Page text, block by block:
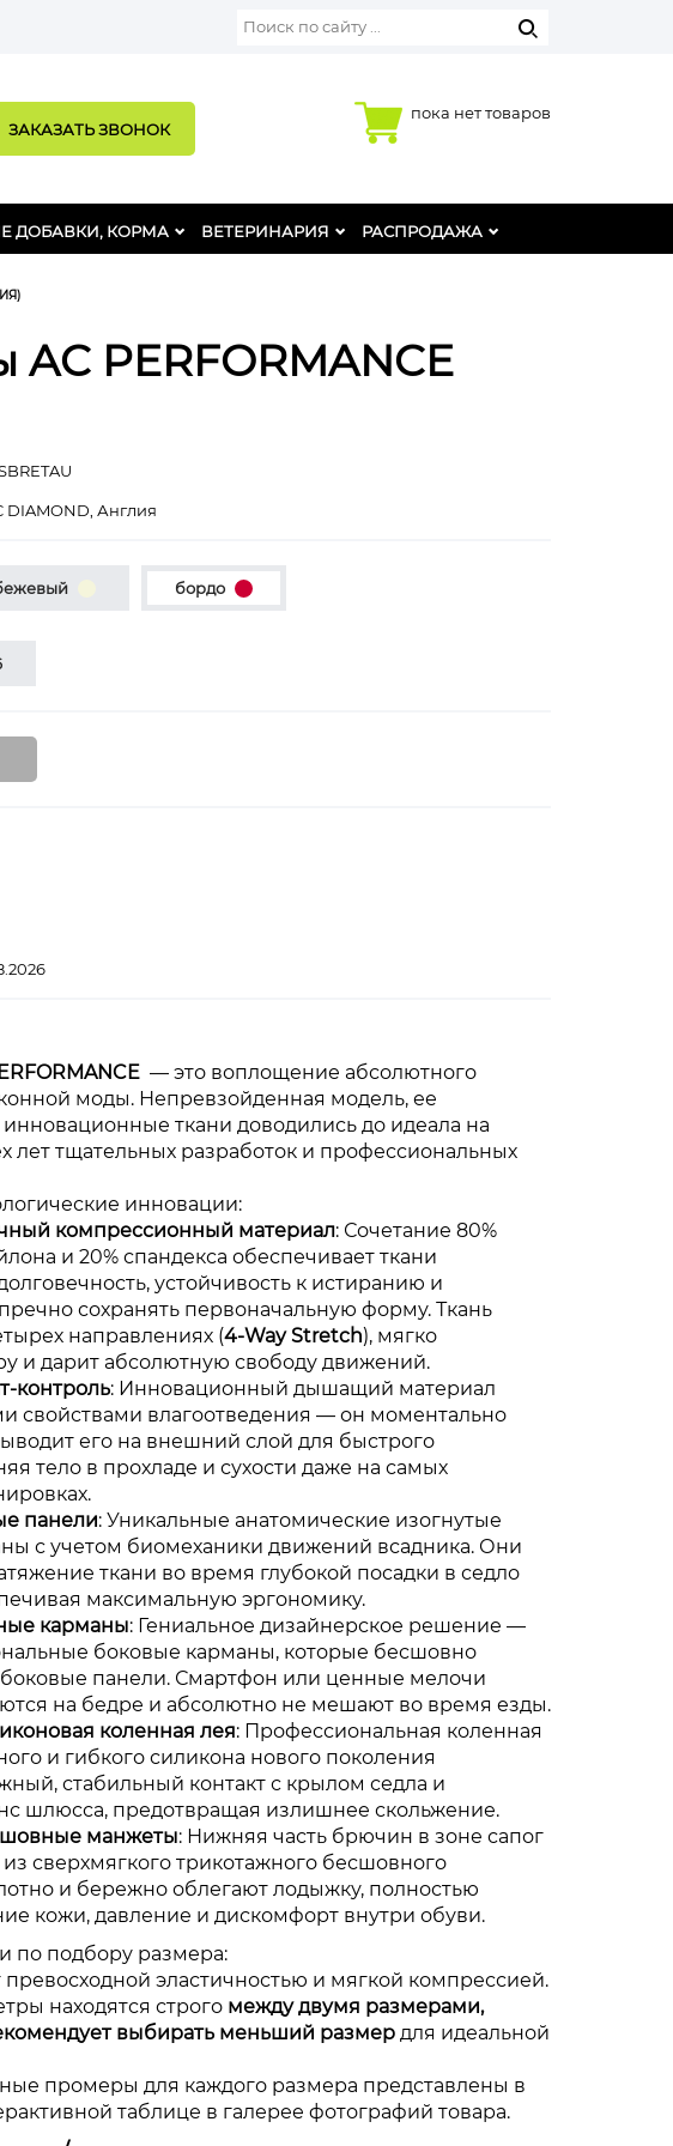
ЗАКАЗАТЬ ЗВОНОК
пока нет товаров
ДОБАВКИ, КОРМА ВЕТЕРИНАРИЯ РАСПРОДАЖА
PERFORMANCE
DIAMOND, Англия
бордо
— это воплощение абсолютного
моды. Непревзойденная модель, ее
ткани доводились до идеала на
лет тщательных разработок и профессиональных
инновации:
компрессионный материал: Сочетание 80%
и 20% спандекса обеспечивает ткани
устойчивость к истиранию и
сохранять первоначальную форму. Ткань
направлениях (4-Way Stretch), мягко
и дарит абсолютную свободу движений.
контроль: Инновационный дышащий материал
свойствами влагоотведения — он моментально
его на внешний слой для быстрого
тело в прохладе и сухости даже на самых
панели: Уникальные анатомические изогнутые
с учетом биомеханики движений всадника. Они
ткани во время глубокой посадки в седло
максимальную эргономику.
карманы: Гениальное дизайнерское решение —
боковые карманы, которые бесшовно
панели. Смартфон или ценные мелочи
на бедре и абсолютно не мешают во время езды.
коленная лея: Профессиональная коленная
и гибкого силикона нового поколения
стабильный контакт с крылом седла и
шлюсса, предотвращая излишнее скольжение.
манжеты: Нижняя часть брючин в зоне сапог
сверхмягкого трикотажного бесшовного
и бережно облегают лодыжку, полностью
кожи, давление и дискомфорт внутри обуви.
по подбору размера:
эластичностью и мягкой компрессией.
находятся строго между двумя размерами,
выбирать меньший размердля идеальной
промеры для каждого размера представлены в
таблице в галерее фотографий товара.